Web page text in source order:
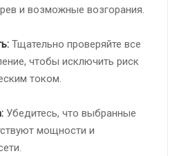
и возможные возгорания.
Тщательно проверяйте все
чтобы исключить риск
током.
Убедитесь, что выбранные
мощности и